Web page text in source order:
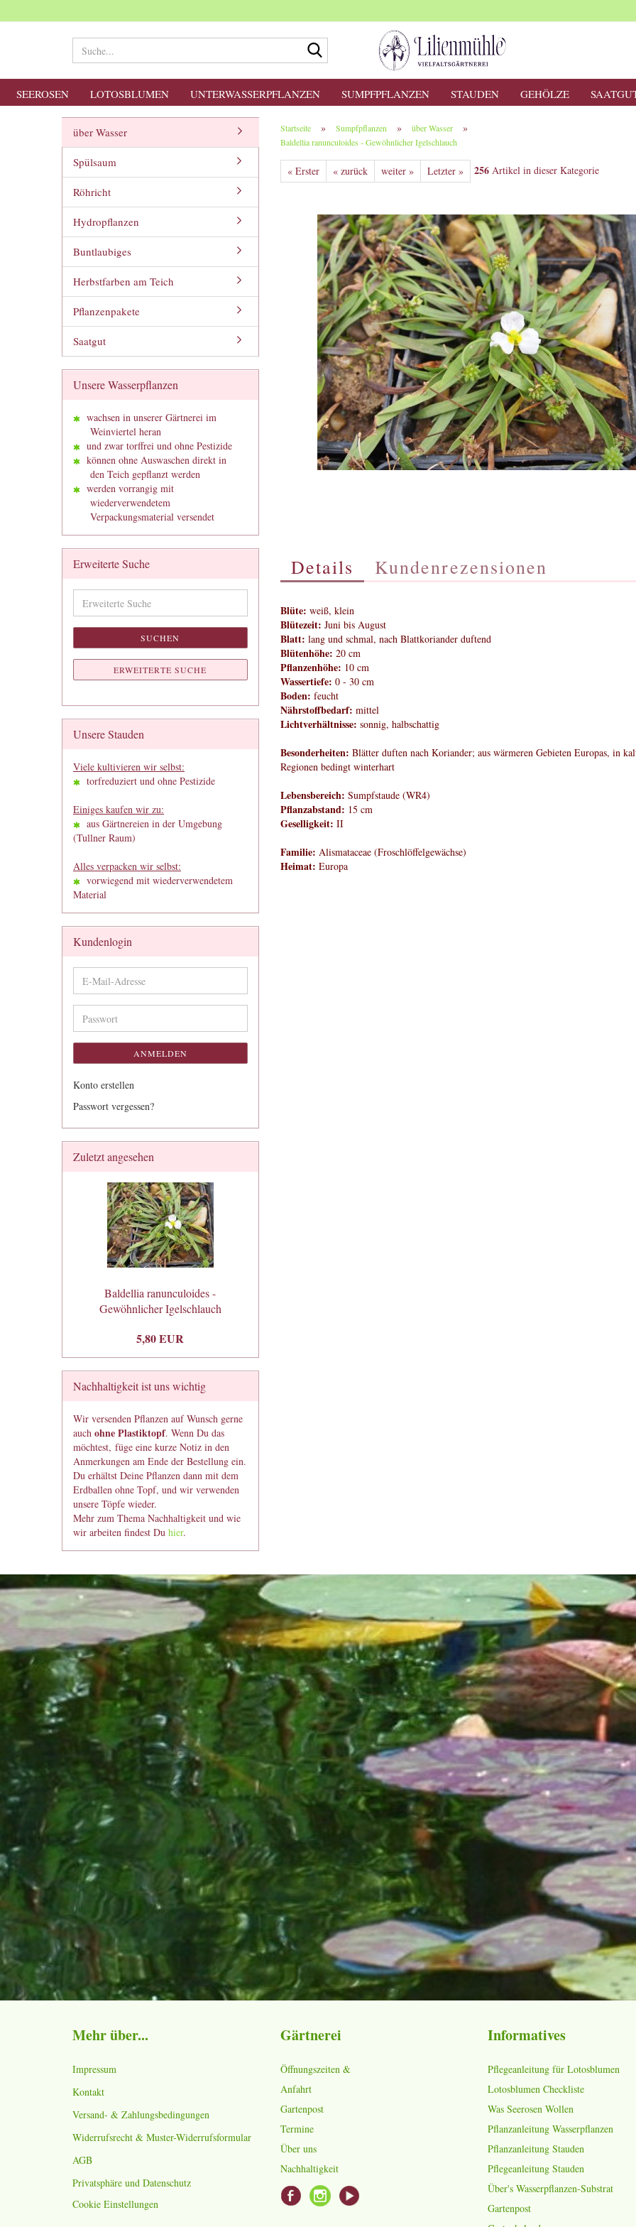
SEEROSEN LOTOSBLUMEN UNTERWASSERPFLANZEN SUMPFPFLANZEN STAUDEN GEHÖLZE
Startseite » Sumpfpflanzen » über Wasser »
Baldellia ranunculoides - Gewöhnlicher Igelschlauch
« Erster « zurück weiter » Letzter » 256Artikel in dieser Kategorie
Details Kundenrezensionen
Blüte: weiß, klein
Blütezeit: Juni bis August
Blatt: lang und schmal, nach Blattkoriander duftend
Blütenhöhe: 20 cm
Pflanzenhöhe: 10 cm
Wassertiefe: 0 - 30 cm
Boden: feucht
Nährstoffbedarf: mittel
Lichtverhältnisse: sonnig, halbschattig
Besonderheiten: Blätter duften nach Koriander; aus wärmeren Gebieten Europas, in
Regionen bedingt winterhart
Lebensbereich: Sumpfstaude (WR4)
Pflanzabstand: 15 cm
Geselligkeit: II
Familie: Alismataceae (Froschlöffelgewächse)
Heimat: Europa
über Wasser
Spülsaum
Röhricht
Hydropflanzen
Buntlaubiges
Herbstfarben am Teich
Pflanzenpakete
Saatgut
Unsere Wasserpflanzen
wachsen in unserer Gärtnerei im
Weinviertel heran
und zwar torffrei und ohne Pestizide
können ohne Auswaschen direkt in
den Teich gepflanzt werden
werden vorrangig mit
wiederverwendetem
Verpackungsmaterial versendet
Erweiterte Suche
Suche
SUCHEN
ERWEITERTE SUCHE
Unsere Stauden
Viele kultivieren wir selbst:
torfreduziert und ohne Pestizide
Einiges kaufen wir zu:
aus Gärtnereien in der Umgebung
(Tullner Raum)
Alles verpacken wir selbst:
vorwiegend mit wiederverwendetem
Material
Kundenlogin
E-
Mail-
Adresse
Passwort
ANMELDEN
Konto erstellen
Passwort vergessen?
Zuletzt angesehen
Baldellia ranunculoides -
Gewöhnlicher Igelschlauch
5,80 EUR
Nachhaltigkeit ist uns wichtig
Wir versenden Pflanzen auf Wunsch gerne
auch ohne Plastiktopf. Wenn Du das
möchtest, füge eine kurze Notiz in den
Anmerkungen am Ende der Bestellung ein.
Du erhältst Deine Pflanzen dann mit dem
Erdballen ohne Topf, und wir verwenden
unsere Töpfe wieder.
Mehr zum Thema Nachhaltigkeit und wie
wir arbeiten findest Du hier.
Mehr über...
Impressum
Kontakt
Versand- & Zahlungsbedingungen
Widerrufsrecht & Muster-Widerrufsformular
AGB
Privatsphäre und Datenschutz
Cookie Einstellungen
Gärtnerei
Öffnungszeiten &
Anfahrt
Gartenpost
Termine
Über uns
Nachhaltigkeit
Informatives
Pflegeanleitung für Lotosblumen
Lotosblumen Checkliste
Was Seerosen Wollen
Pflanzanleitung Wasserpflanzen
Pflanzanleitung Stauden
Pflegeanleitung Stauden
Über's Wasserpflanzen-Substrat
Gartenpost